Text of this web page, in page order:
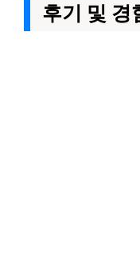
후기 및 경